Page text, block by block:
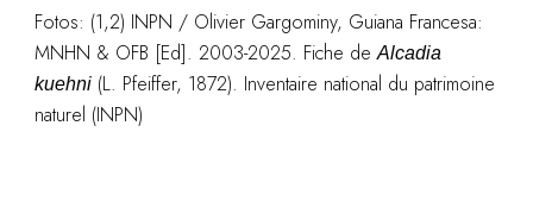
Fotos: (1,2) INPN / Olivier Gargominy, Guiana Francesa:
MNHN & OFB [Ed]. 2003-2025. Fiche deAlcadia
kuehni(L. Pfeiffer, 1872). Inventaire national du patrimoine
naturel (INPN)